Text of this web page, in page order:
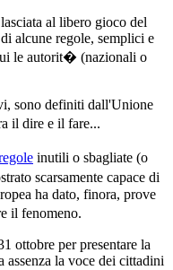
al libero gioco del
alcune regole, semplici e
le autorit� (nazionali o
sono definiti dall'Unione
il dire e il fare...
inutili o sbagliate (o
scarsamente capace di
ha dato, finora, prove
il fenomeno.
ottobre per presentare la
la voce dei cittadini